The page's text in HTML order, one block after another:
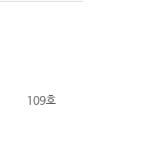
109호